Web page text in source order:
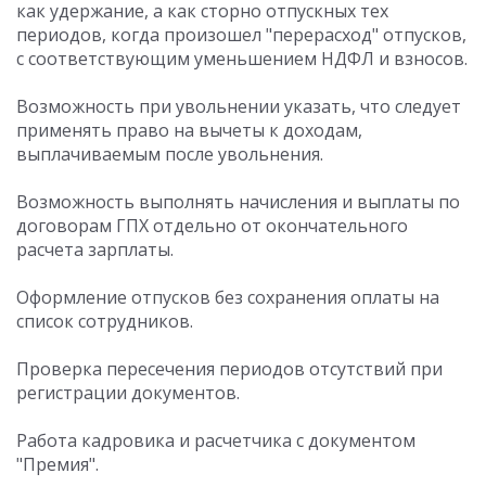
как удержание, а как сторно отпускных тех
периодов, когда произошел "перерасход" отпусков,
с соответствующим уменьшением НДФЛ и взносов.
Возможность при увольнении указать, что следует
применять право на вычеты к доходам,
выплачиваемым после увольнения.
Возможность выполнять начисления и выплаты по
договорам ГПХ отдельно от окончательного
расчета зарплаты.
Оформление отпусков без сохранения оплаты на
список сотрудников.
Проверка пересечения периодов отсутствий при
регистрации документов.
Работа кадровика и расчетчика с документом
"Премия".